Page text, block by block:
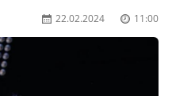
22.02.2024 11:00